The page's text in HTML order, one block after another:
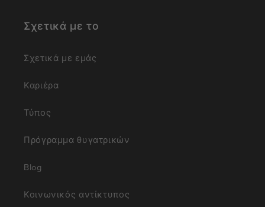
Σχετικά με το
Σχετικά με εμάς
Καριέρα
Τύπος
Πρόγραμμα θυγατρικών
Blog
Κοινωνικός αντίκτυπος